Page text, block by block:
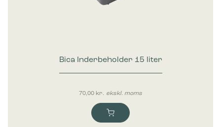
Bica Inderbeholder 15 liter
70,00 kr. ekskl. moms